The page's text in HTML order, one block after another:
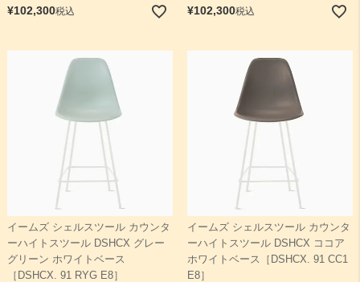
¥102,300税込 ¥102,300税込
イームズ シェルスツール カウンタ
ーハイトスツール DSHCX グレー
グリーン ホワイトベース
［DSHCX. 91 RYG E8］
イームズ シェルスツール カウンタ
ーハイトスツール DSHCX ココア
ホワイトベース［DSHCX. 91 CC1
E8］